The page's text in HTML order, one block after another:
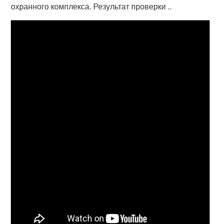
охранного комплекса. Результат проверки ..